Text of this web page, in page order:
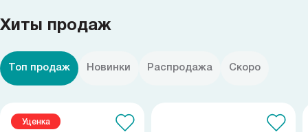
Хиты продаж
Топ продаж Новинки Распродажа Скоро
Уценка